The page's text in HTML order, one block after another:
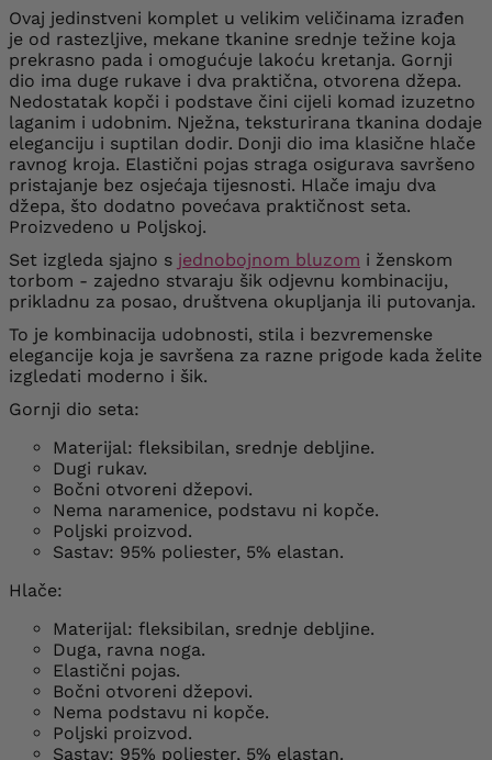
Ovaj jedinstveni komplet u velikim veličinama izrađen
je od rastezljive, mekane tkanine srednje težine koja
prekrasno pada i omogućuje lakoću kretanja. Gornji
dio ima duge rukave i dva praktična, otvorena džepa.
Nedostatak kopči i podstave čini cijeli komad izuzetno
laganim i udobnim. Nježna, teksturirana tkanina dodaje
eleganciju i suptilan dodir. Donji dio ima klasične hlače
ravnog kroja. Elastični pojas straga osigurava savršeno
pristajanje bez osjećaja tijesnosti. Hlače imaju dva
džepa, što dodatno povećava praktičnost seta.
Proizvedeno u Poljskoj.
Set izgleda sjajno s jednobojnom bluzom i ženskom
torbom - zajedno stvaraju šik odjevnu kombinaciju,
prikladnu za posao, društvena okupljanja ili putovanja.
To je kombinacija udobnosti, stila i bezvremenske
elegancije koja je savršena za razne prigode kada želite
izgledati moderno i šik.
Gornji dio seta:
Materijal: fleksibilan, srednje debljine.
Dugi rukav.
Bočni otvoreni džepovi.
Nema naramenice, podstavu ni kopče.
Poljski proizvod.
Sastav: 95% poliester, 5% elastan.
Hlače:
Materijal: fleksibilan, srednje debljine.
Duga, ravna noga.
Elastični pojas.
Bočni otvoreni džepovi.
Nema podstavu ni kopče.
Poljski proizvod.
Sastav: 95% poliester, 5% elastan.